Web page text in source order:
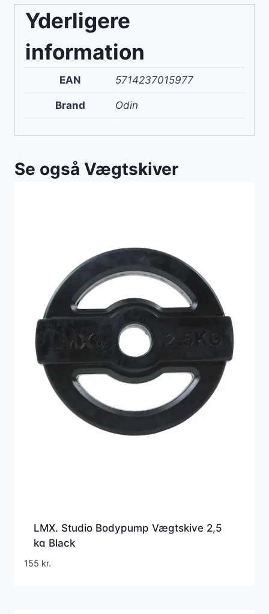
Yderligere
information
EAN 5714237015977
Brand Odin
Se også Vægtskiver
LMX. Studio Bodypump Vægtskive 2,5
kg Black
155 kr.